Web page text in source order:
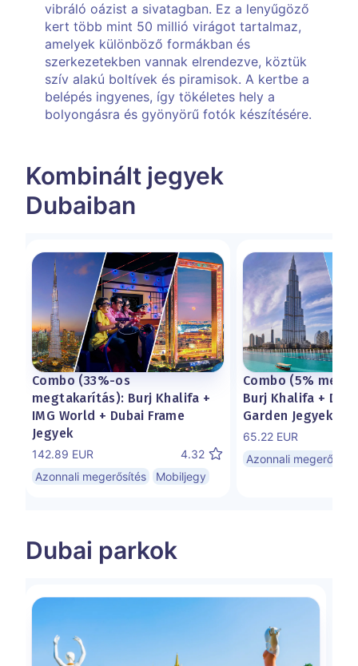
vibráló oázist a sivatagban. Ez a lenyűgöző
kert több mint 50 millió virágot tartalmaz,
amelyek különböző formákban és
szerkezetekben vannak elrendezve, köztük
szív alakú boltívek és piramisok. A kertbe a
belépés ingyenes, így tökéletes hely a
bolyongásra és gyönyörű fotók készítésére.
Kombinált jegyek
Dubaiban
Combo (33%-os
megtakarítás): Burj Khalifa +
IMG World + Dubai Frame
Jegyek
142.89 EUR
4.32
Azonnali megerősítés
Mobiljegy
Combo (5%
Burj Khalifa +
Garden Jegyek
65.22 EUR
Azonnali megerősítés
Dubai parkok